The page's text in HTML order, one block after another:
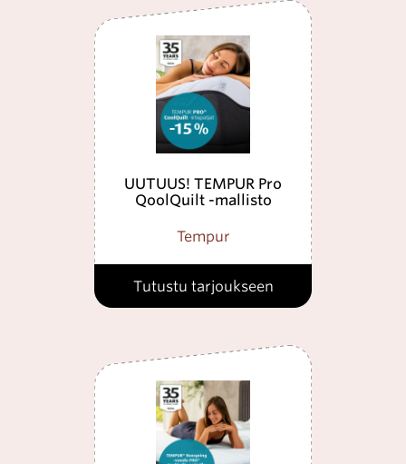
UUTUUS! TEMPUR Pro
QoolQuilt -mallisto
Tempur
Tutustu tarjoukseen